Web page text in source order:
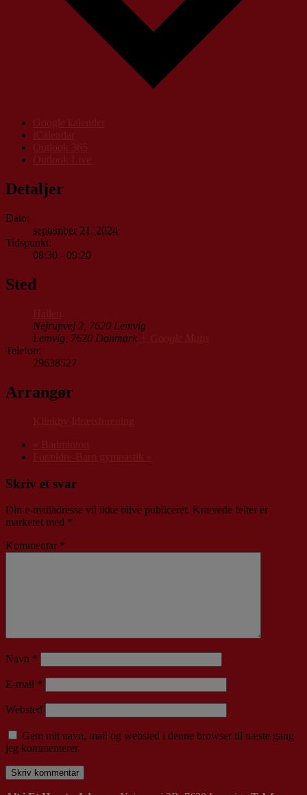
Detaljer
Dato:
september 21, 2024
Tidspunkt:
08:30 - 09:20
Sted
Nejrupvej 2, 7620 Lemvig
Lemvig 7620 Danmark
Telefon:
29638527
Arrangør
Skriv et svar
Din e-mailadresse vil ikke blive publiceret. Krævede felter er
markeret med *
Kommentar *
Navn *
E-mail *
Websted
Gem mit navn, mail og websted i denne browser til næste gang
jeg kommenterer.